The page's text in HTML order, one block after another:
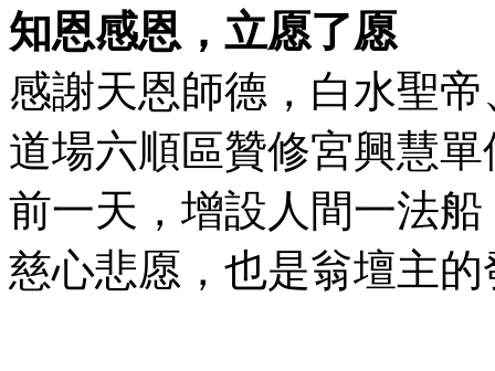
知恩感恩，立愿了愿
感謝天恩師德，白水聖
道場六順區贊修宮興慧
前一天，增設人間一法
慈心悲愿，也是翁壇主